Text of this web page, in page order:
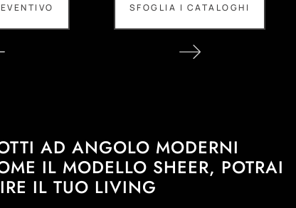
SFOGLIA I CATALOGHI
AD ANGOLO MODERNI
IL MODELLO SHEER, POTRAI
IL TUO LIVING